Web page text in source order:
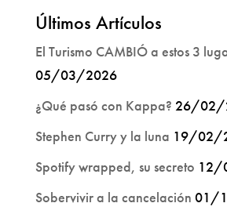
Últimos Artículos
El Turismo CAMBIÓ a estos 3
05/03/2026
¿Qué pasó con Kappa? 26/02/
Stephen Curry y la luna 19/02/
Spotify wrapped, su secreto 12/
Sobervivir a la cancelación 01/